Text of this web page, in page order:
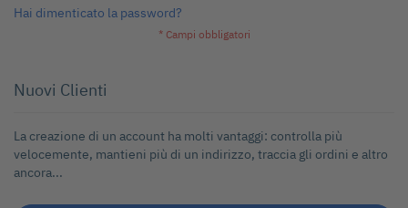
Hai dimenticato la password?
Nuovi Clienti
La creazione di un account ha molti vantaggi: controlla più
velocemente, mantieni più di un indirizzo, traccia gli ordini e altro
ancora...